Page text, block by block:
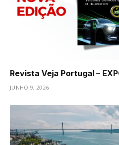
Revista Veja Portugal –
JUNHO 9, 2026